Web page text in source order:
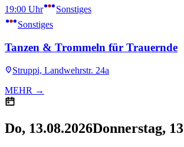
19:00 Uhr
Sonstiges
Sonstiges
Tanzen & Trommeln für Trauernde
Struppi, Landwehrstr. 24a
MEHR →
Do, 13.08.2026Donnerstag,